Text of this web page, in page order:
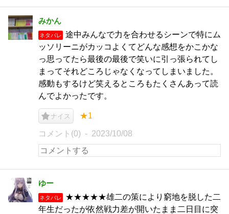
みかん
ネタバレ
途中みんなで力を合わせるシーンで特にム
ッソリーニがカッコよくてどんな感想をかこかな
っ思ってたら最後の最後で笑いに引っ張られてし
まってそれどころじゃなくなってしまいました。
感動もするけど笑えるところもたくさんあって読
んでよかったです。
ナイス ★1
コメント(0) 2023/10/08
ゆー
ネタバレ
★★★★★雄二の策により窮地を脱した二
年生だったが依然戦力差が開いたまま二日目に突